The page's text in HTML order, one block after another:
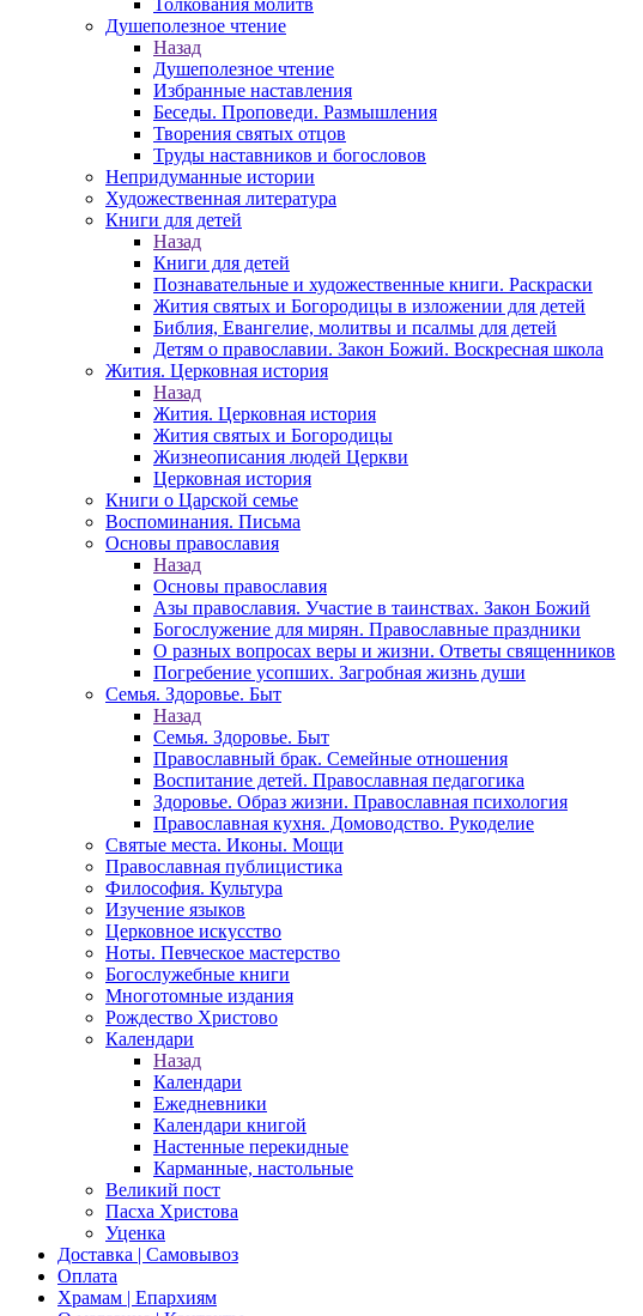
Толкования молитв
Душеполезное чтение
Назад
Душеполезное чтение
Избранные наставления
Беседы. Проповеди. Размышления
Творения святых отцов
Труды наставников и богословов
Непридуманные истории
Художественная литература
Книги для детей
Назад
Книги для детей
Познавательные и художественные книги. Раскраски
Жития святых и Богородицы в изложении для детей
Библия, Евангелие, молитвы и псалмы для детей
Детям о православии. Закон Божий. Воскресная школа
Жития. Церковная история
Назад
Жития. Церковная история
Жития святых и Богородицы
Жизнеописания людей Церкви
Церковная история
Книги о Царской семье
Воспоминания. Письма
Основы православия
Назад
Основы православия
Азы православия. Участие в таинствах. Закон Божий
Богослужение для мирян. Православные праздники
О разных вопросах веры и жизни. Ответы священников
Погребение усопших. Загробная жизнь души
Семья. Здоровье. Быт
Назад
Семья. Здоровье. Быт
Православный брак. Семейные отношения
Воспитание детей. Православная педагогика
Здоровье. Образ жизни. Православная психология
Православная кухня. Домоводство. Рукоделие
Святые места. Иконы. Мощи
Православная публицистика
Философия. Культура
Изучение языков
Церковное искусство
Ноты. Певческое мастерство
Богослужебные книги
Многотомные издания
Рождество Христово
Календари
Назад
Календари
Ежедневники
Календари книгой
Настенные перекидные
Карманные, настольные
Великий пост
Пасха Христова
Уценка
Доставка | Самовывоз
Оплата
Храмам | Епархиям